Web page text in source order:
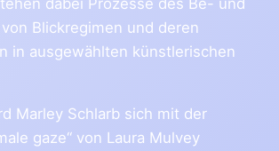
Blickregimen und deren
in ausgewählten künstlerischen
Marley Schlarb sich mit der
gaze“ von Laura Mulvey